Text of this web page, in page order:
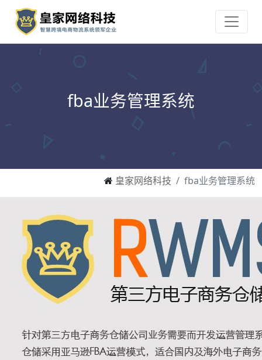
fba业务管理系统
皇家网络科技 fba业务管理系统